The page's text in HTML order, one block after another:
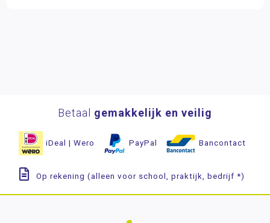
Betaal gemakkelijk en veilig
iDeal | Wero PayPal Bancontact
Op rekening (alleen voor school, praktijk, bedrijf *)